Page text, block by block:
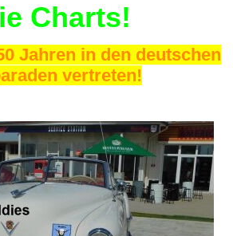
Charts!
Jahren in den deutschen
vertreten!